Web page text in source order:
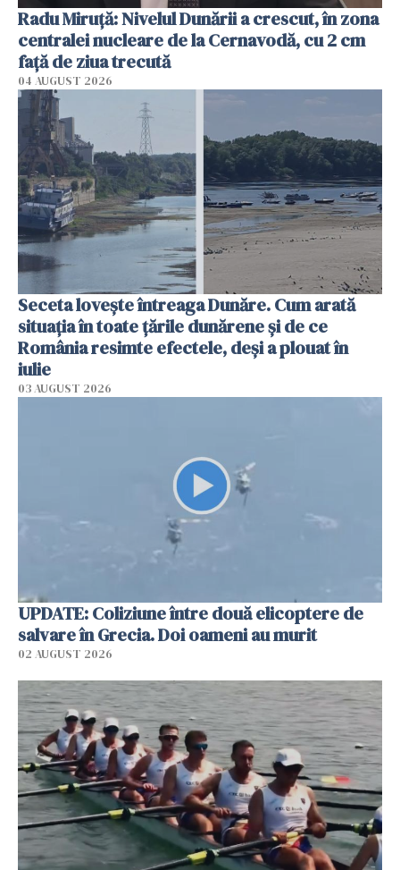
Radu Miruţă: Nivelul Dunării a crescut, în zona
centralei nucleare de la Cernavodă, cu 2 cm
faţă de ziua trecută
04 AUGUST 2026
Seceta lovește întreaga Dunăre. Cum arată
situația în toate țările dunărene și de ce
România resimte efectele, deși a plouat în
iulie
03 AUGUST 2026
UPDATE: Coliziune între două elicoptere de
salvare în Grecia. Doi oameni au murit
02 AUGUST 2026